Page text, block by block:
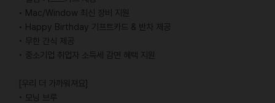
• Mac/Window 최신 장비 지원
• Happy Birthday 기프트카드 & 반차 제공
• 무한 간식 제공
• 중소기업 취업자 소득세 감면 혜택 지원
[우리 더 가까워져요]
• 모닝 브루